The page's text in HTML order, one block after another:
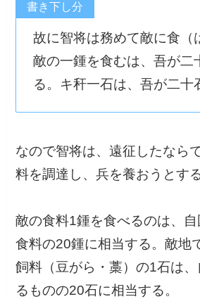
書き下し分
故に智将は務めて敵に食（
敵の一鍾を食むは、吾が二
る。キ秆一石は、吾が二十
なので智将は、遠征したなら
料を調達し、兵を養おうとする
敵の食料1鍾を食べるのは、
食料の20鍾に相当する。敵地
飼料（豆がら・藁）の1石は
るものの20石に相当する。